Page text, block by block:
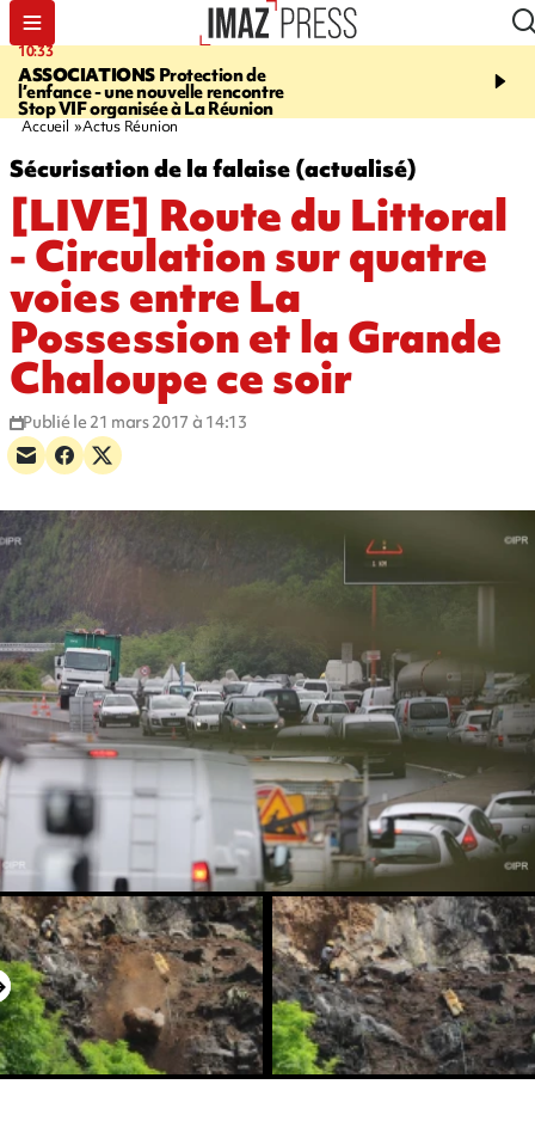
10:33
ASSOCIATIONSProtection de
l’enfance - une nouvelle rencontre
Stop VIF organisée à La Réunion
15:03
Vaste feu
l'ouest du pays, 20.000
Accueil Actus Réunion
Sécurisation de la falaise (actualisé)
[LIVE] Route du Littoral
- Circulation sur quatre
voies entre La
Possession et la Grande
Chaloupe ce soir
Publié le 21 mars 2017 à 14:13